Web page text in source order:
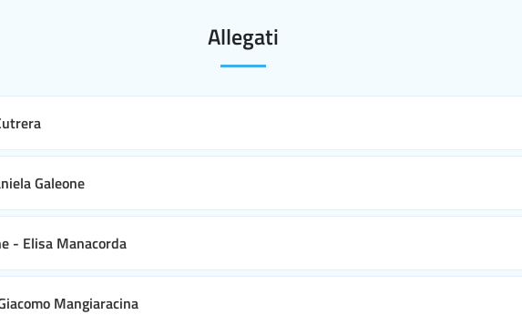
Allegati
Galeone
- Elisa Manacorda
Mangiaracina